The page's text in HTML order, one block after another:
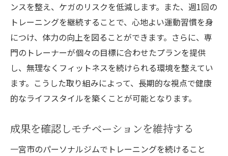
ンスを整え、ケガのリスクを低減します。また、週1回の
トレーニングを継続することで、心地よい運動習慣を身
につけ、体力の向上を図ることができます。さらに、専
門のトレーナーが個々の目標に合わせたプランを提供
し、無理なくフィットネスを続けられる環境を整えてい
ます。こうした取り組みによって、長期的な視点で健康
的なライフスタイルを築くことが可能となります。
成果を確認しモチベーションを維持する
一宮市のパーソナルジムでトレーニングを続けること